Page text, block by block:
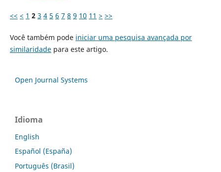
<< < 1 2 3 4 5 6 7 8 9 10 11 > >>
Você também pode iniciar uma pesquisa avançada por
similaridadepara este artigo.
Open Journal Systems
Idioma
English
Español (España)
Português (Brasil)